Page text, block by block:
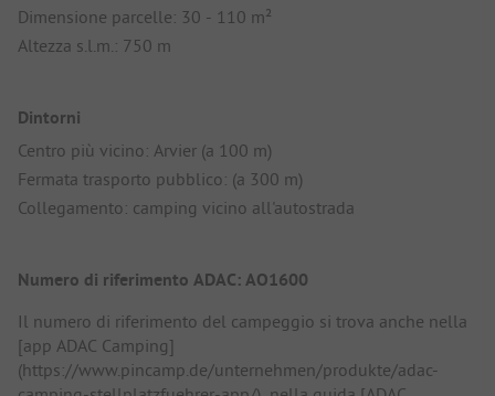
Dimensione parcelle: 30 - 110 m²
Altezza s.l.m.: 750 m
Dintorni
Centro più vicino: Arvier (a 100 m)
Fermata trasporto pubblico: (a 300 m)
Collegamento: camping vicino all'autostrada
Numero di riferimento ADAC: AO1600
Il numero di riferimento del campeggio si trova anche nella
[app ADAC Camping]
(https://www.pincamp.de/unternehmen/produkte/adac-